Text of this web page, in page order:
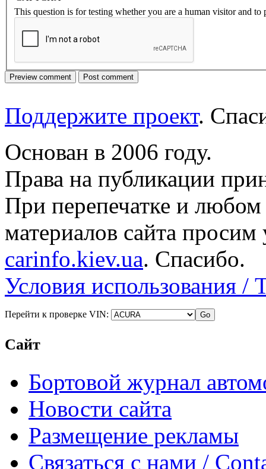
This question is for testing whether you are a human visitor and to
Поддержите проект.
Основан в 2006 году.
Права на публикации
При перепечатке и
материалов сайта просим
carinfo.kiev.ua. Спасибо.
Условия использования /
Перейти к проверке VIN:
Сайт
Бортовой журнал
Новости сайта
Размещение рекламы
Связаться с нами /